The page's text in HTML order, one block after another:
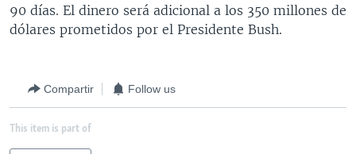
ENTRETENIMIENTO
90 días. El dinero será adicional a los 350 millones de
dólares prometidos por el Presidente Bush.
Compartir Follow us
This item is part of